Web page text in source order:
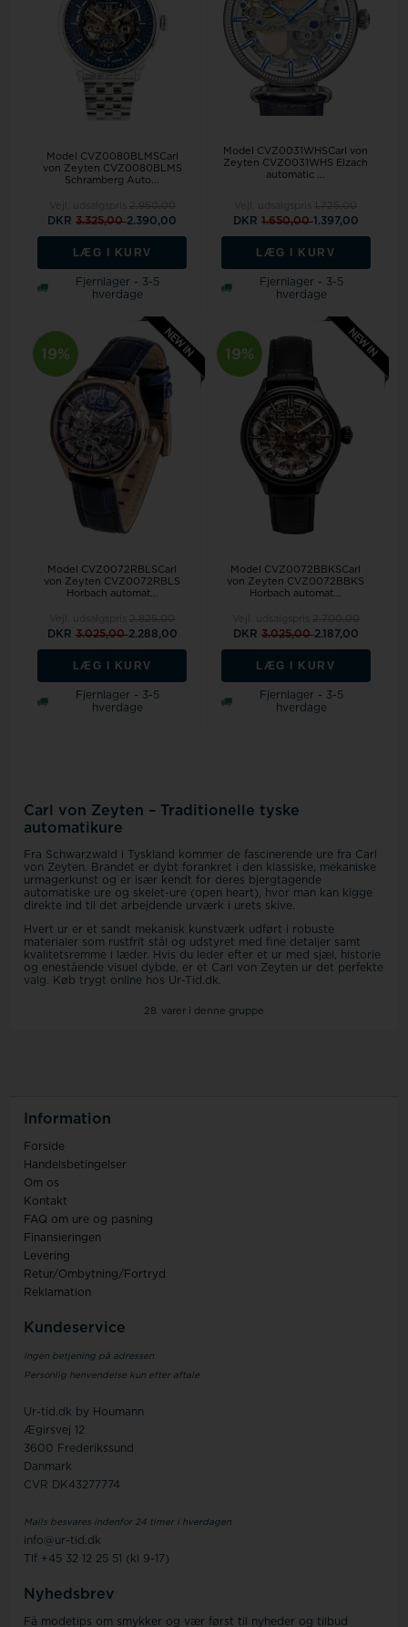
Model CVZ0080BLMSCarl
von Zeyten CVZ0080BLMS
Schramberg Auto...
DKR3.325,002.390,00
LÆG I KURV
Fjernlager - 3-5
hverdage
Model CVZ0031WHSCarl von
Zeyten CVZ0031WHS Elzach
automatic ...
DKR 1.650,001.397,00
LÆG I KURV
Fjernlager - 3-5
hverdage
19%
Model CVZ0072RBLSCarl
von Zeyten CVZ0072RBLS
Horbach automat...
DKR 3.025,002.288,00
LÆG I KURV
Fjernlager - 3-5
hverdage
19%
Model CVZ0072BBKSCarl
von Zeyten CVZ0072BBKS
Horbach automat...
DKR 3.025,002.187,00
LÆG I KURV
Fjernlager - 3-5
hverdage
Carl von Zeyten – Traditionelle tyske
automatikure
Fra Schwarzwald i Tyskland kommer de fascinerende ure fra Carl
von Zeyten. Brandet er dybt forankret i den klassiske, mekaniske
urmagerkunst og er især kendt for deres bjergtagende
automatiske ure og skelet-ure (open heart), hvor man kan kigge
direkte ind til det arbejdende urværk i urets skive.
Hvert ur er et sandt mekanisk kunstværk udført i robuste
materialer som rustfrit stål og udstyret med fine detaljer samt
kvalitetsremme i læder. Hvis du leder efter et ur med sjæl, historie
og enestående visuel dybde, er et Carl von Zeyten ur det perfekte
valg. Køb trygt online hos Ur-Tid.dk.
28 varer i denne gruppe
Information
Forside
Handelsbetingelser
Om os
Kontakt
FAQ om ure og pasning
Finansieringen
Levering
Retur/Ombytning/Fortryd
Reklamation
Kundeservice
Ingen betjening på adressen
Personlig henvendelse kun efter aftale
Ur-tid.dk by Houmann
Ægirsvej 12
3600 Frederikssund
Danmark
CVR DK43277774
Mails besvares indenfor 24 timer i hverdagen
info@ur-tid.dk
Tlf +45 32 12 25 51 (kl 9-17)
Nyhedsbrev
Få modetips om smykker og vær først til nyheder og tilbud